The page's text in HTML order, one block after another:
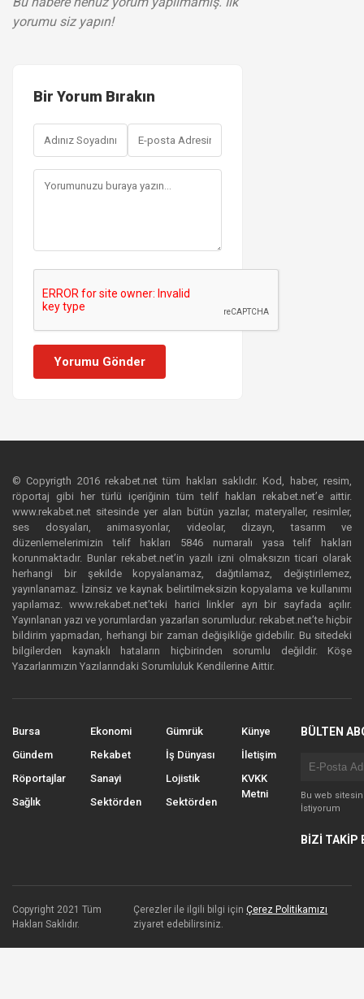
yorumu siz yapın!
Bir Yorum Bırakın
Yorumu Gönder
© Copyrigth 2016 rekabet.net tüm hakları saklıdır. Kod, haber, resim,
röportaj gibi her türlü içeriğinin tüm telif hakları rekabet.net’e aittir.
www.rekabet.net sitesinde yer alan bütün yazılar, materyaller, resimler,
ses dosyaları, animasyonlar, videolar, dizayn, tasarım ve
düzenlemelerimizin telif hakları 5846 numaralı yasa telif hakları
korunmaktadır. Bunlar rekabet.net’in yazılı izni olmaksızın ticari olarak
herhangi bir şekilde kopyalanamaz, dağıtılamaz, değiştirilemez,
yayınlanamaz. İzinsiz ve kaynak belirtilmeksizin kopyalama ve kullanımı
yapılamaz. www.rekabet.net’teki harici linkler ayrı bir sayfada açılır.
Yayınlanan yazı ve yorumlardan yazarları sorumludur. rekabet.net’te hiçbir
bildirim yapmadan, herhangi bir zaman değişikliğe gidebilir. Bu sitedeki
bilgilerden kaynaklı hataların hiçbirinden sorumlu değildir. Köşe
Yazarlarımızın Yazılarındaki Sorumluluk Kendilerine Aittir.
Bursa
Gündem
Röportajlar
Sağlık
Ekonomi
Rekabet
Sanayi
Sektörden
Gümrük
İş Dünyası
Lojistik
Sektörden
Künye
İletişim
KVKK
Metni
BÜLTEN
Bu web
İstiyorum
BİZİ TAKİP
Copyright 2021 Tüm
Hakları Saklıdır.
Çerezler ile ilgili bilgi içinÇerez Politikamızı
ziyaret edebilirsiniz.